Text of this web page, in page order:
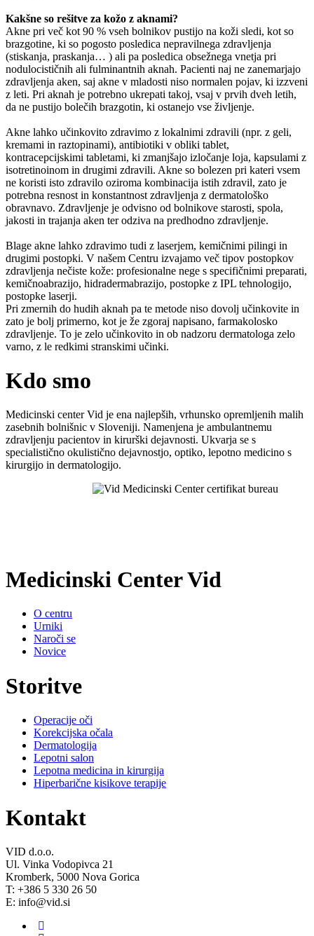
Kakšne so rešitve za kožo z aknami?
Akne pri več kot 90 % vseh bolnikov pustijo na koži sledi, kot so
brazgotine, ki so pogosto posledica nepravilnega zdravljenja
(stiskanja, praskanja… ) ali pa posledica obsežnega vnetja pri
nodulocističnih ali fulminantnih aknah. Pacienti naj ne zanemarjajo
zdravljenja aken, saj akne v mladosti niso normalen pojav, ki izzveni
z leti. Pri aknah je potrebno ukrepati takoj, vsaj v prvih dveh letih,
da ne pustijo bolečih brazgotin, ki ostanejo vse življenje.
Akne lahko učinkovito zdravimo z lokalnimi zdravili (npr. z geli,
kremami in raztopinami), antibiotiki v obliki tablet,
kontracepcijskimi tabletami, ki zmanjšajo izločanje loja, kapsulami z
isotretinoinom in drugimi zdravili. Akne so bolezen pri kateri vsem
ne koristi isto zdravilo oziroma kombinacija istih zdravil, zato je
potrebna resnost in konstantnost zdravljenja z dermatološko
obravnavo. Zdravljenje je odvisno od bolnikove starosti, spola,
jakosti in trajanja aken ter odziva na predhodno zdravljenje.
Blage akne lahko zdravimo tudi z laserjem, kemičnimi pilingi in
drugimi postopki. V našem Centru izvajamo več tipov postopkov
zdravljenja nečiste kože: profesionalne nege s specifičnimi preparati,
kemičnoabrazijo, hidradermabrazijo, postopke z IPL tehnologijo,
postopke laserji.
Pri zmernih do hudih aknah pa te metode niso dovolj učinkovite in
zato je bolj primerno, kot je že zgoraj napisano, farmakolosko
zdravljenje. To je zelo učinkovito in ob nadzoru dermatologa zelo
varno, z le redkimi stranskimi učinki.
Kdo smo
Medicinski center Vid je ena najlepših, vrhunsko opremljenih malih
zasebnih bolnišnic v Sloveniji. Namenjena je ambulantnemu
zdravljenju pacientov in kirurški dejavnosti. Ukvarja se s
specialistično okulistično dejavnostjo, optiko, lepotno medicino s
kirurgijo in dermatologijo.
Medicinski Center Vid
O centru
Urniki
Naroči se
Novice
Storitve
Operacije oči
Korekcijska očala
Dermatologija
Lepotni salon
Lepotna medicina in kirurgija
Hiperbarične kisikove terapije
Kontakt
VID d.o.o.
Ul. Vinka Vodopivca 21
Kromberk, 5000 Nova Gorica
T: +386 5 330 26 50
E: info@vid.si